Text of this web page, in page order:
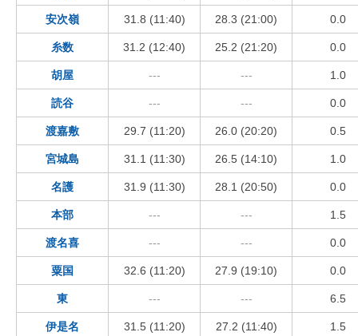
安次嶺 31.8 (11:40) 28.3 (21:00) 0.0
糸数 31.2 (12:40) 25.2 (21:20) 0.0
胡屋 --- --- 1.0
読谷 --- --- 0.0
渡嘉敷 29.7 (11:20) 26.0 (20:20) 0.5
宮城島 31.1 (11:30) 26.5 (14:10) 1.0
名護 31.9 (11:30) 28.1 (20:50) 0.0
本部 --- --- 1.5
渡名喜 --- --- 0.0
粟国 32.6 (11:20) 27.9 (19:10) 0.0
東 --- --- 6.5
伊是名 31.5 (11:20) 27.2 (11:40) 1.5